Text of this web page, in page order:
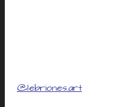
@lebriones.art